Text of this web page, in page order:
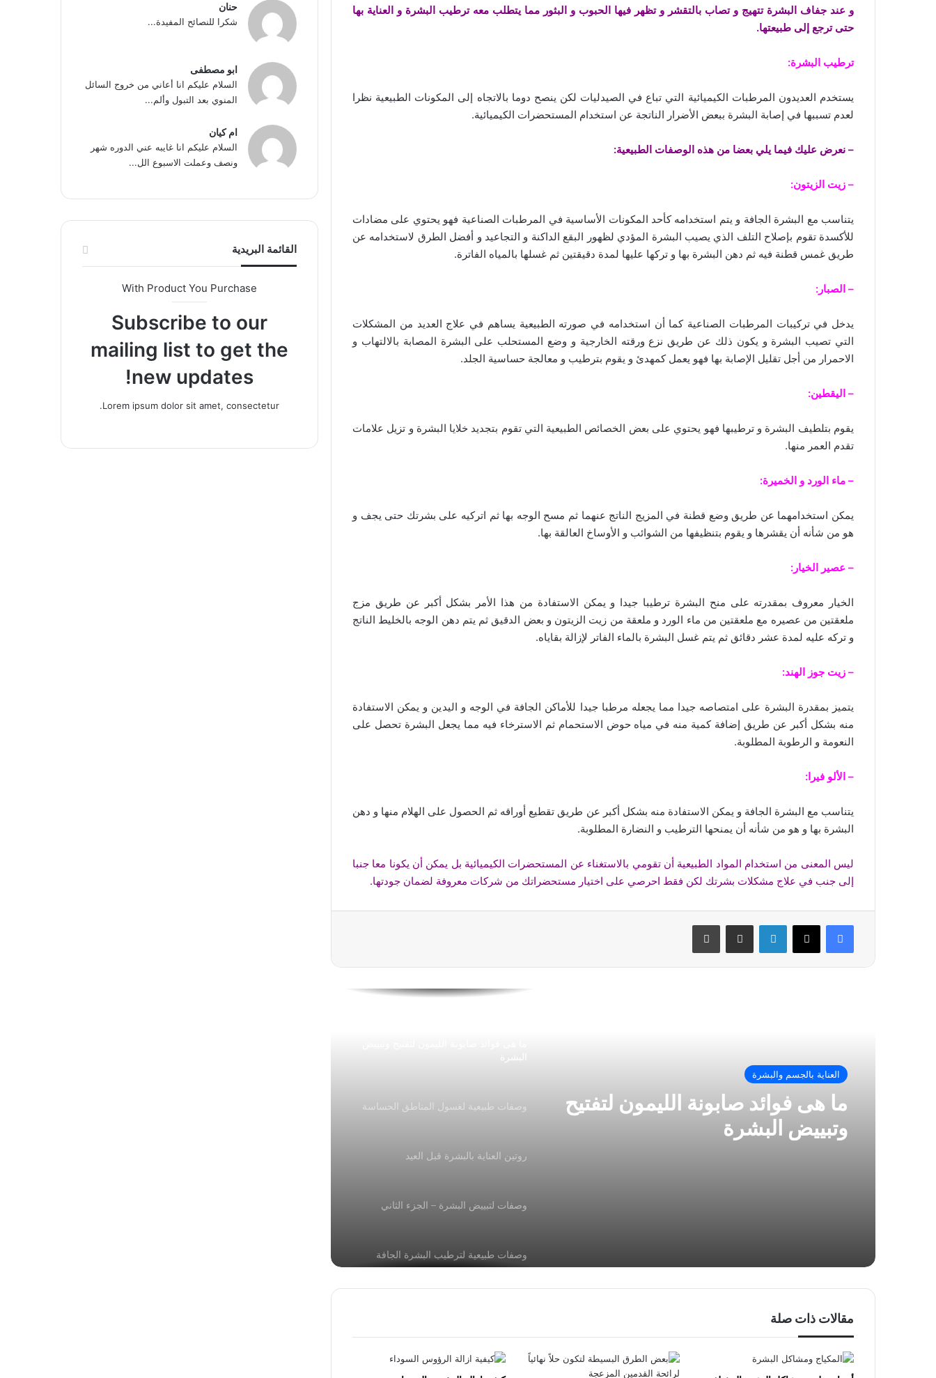
و عند جفاف البشرة تتهيج و تصاب بالتقشر و تظهر فيها الحبوب و البثور مما يتطلب معه ترطيب البشرة و العناية بها
حتى ترجع إلى طبيعتها.
ترطيب البشرة:
يستخدم العديدون المرطبات الكيميائية التي تباع في الصيدليات لكن ينصح دوما بالاتجاه إلى المكونات الطبيعية نظرا
لعدم تسببها في إصابة البشرة ببعض الأضرار الناتجة عن استخدام المستحضرات الكيميائية.
– نعرض عليك فيما يلي بعضا من هذه الوصفات الطبيعية:
– زيت الزيتون:
يتناسب مع البشرة الجافة و يتم استخدامه كأحد المكونات الأساسية في المرطبات الصناعية فهو يحتوي على مضادات
للأكسدة تقوم بإصلاح التلف الذي يصيب البشرة المؤدي لظهور البقع الداكنة و التجاعيد و أفضل الطرق لاستخدامه عن
طريق غمس قطنة فيه ثم دهن البشرة بها و تركها عليها لمدة دقيقتين ثم غسلها بالمياه الفاترة.
– الصبار:
يدخل في تركيبات المرطبات الصناعية كما أن استخدامه في صورته الطبيعية يساهم في علاج العديد من المشكلات
التي تصيب البشرة و يكون ذلك عن طريق نزع ورقته الخارجية و وضع المستحلب على البشرة المصابة بالالتهاب و
الاحمرار من أجل تقليل الإصابة بها فهو يعمل كمهدئ و يقوم بترطيب و معالجة حساسية الجلد.
– اليقطين:
يقوم بتلطيف البشرة و ترطيبها فهو يحتوي على بعض الخصائص الطبيعية التي تقوم بتجديد خلايا البشرة و تزيل علامات
تقدم العمر منها.
– ماء الورد و الخميرة:
يمكن استخدامهما عن طريق وضع قطنة في المزيج الناتج عنهما ثم مسح الوجه بها ثم اتركيه على بشرتك حتى يجف و
هو من شأنه أن يقشرها و يقوم بتنظيفها من الشوائب و الأوساخ العالقة بها.
– عصير الخيار:
الخيار معروف بمقدرته على منح البشرة ترطيبا جيدا و يمكن الاستفادة من هذا الأمر بشكل أكبر عن طريق مزج
ملعقتين من عصيره مع ملعقتين من ماء الورد و ملعقة من زيت الزيتون و بعض الدقيق ثم يتم دهن الوجه بالخليط الناتج
و تركه عليه لمدة عشر دقائق ثم يتم غسل البشرة بالماء الفاتر لإزالة بقاياه.
– زيت جوز الهند:
يتميز بمقدرة البشرة على امتصاصه جيدا مما يجعله مرطبا جيدا للأماكن الجافة في الوجه و اليدين و يمكن الاستفادة
منه بشكل أكبر عن طريق إضافة كمية منه في مياه حوض الاستحمام ثم الاسترخاء فيه مما يجعل البشرة تحصل على
النعومة و الرطوبة المطلوبة.
– الألو فيرا:
يتناسب مع البشرة الجافة و يمكن الاستفادة منه بشكل أكبر عن طريق تقطيع أوراقه ثم الحصول على الهلام منها و دهن
البشرة بها و هو من شأنه أن يمنحها الترطيب و النضارة المطلوبة.
ليس المعنى من استخدام المواد الطبيعية أن تقومي بالاستغناء عن المستحضرات الكيميائية بل يمكن أن يكونا معا جنبا
إلى جنب في علاج مشكلات بشرتك لكن فقط احرصي على اختيار مستحضراتك من شركات معروفة لضمان جودتها.
فيسبوك لينكدإن
العناية بالجسم والبشرة
ما هى فوائد صابونة الليمون لتفتيح
وتبييض البشرة
وصفات طبيعية لترطيب البشرة الجافة
خلطة الشوفان والرايب لتبيض البشرة ومنع
ما هى فوائد الكولاجين للبشرة
والهالات السوداء
وصفات طبيعية لغسول المناطق الحساسة
روتين العناية بالبشرة قبل العيد
وصفات لتبييض البشرة – الجزء الثاني
وصفات طبيعية لترطيب البشرة الجافة
خلطة الشوفان والرايب لتبيض البشرة ومنع
مقالات ذات صلة
حنان
شكرا للنصائح المفيدة...
ابو مصطفى
السلام عليكم انا أعاني من خروج السائل
المنوي بعد التبول وألم...
ام كيان
السلام عليكم انا غايبه عني الدوره شهر
ونصف وعملت الاسبوع الل...
القائمة البريدية
With Product You Purchase
Subscribe to our
mailing list to get the
new updates!
Lorem ipsum dolor sit amet, consectetur.